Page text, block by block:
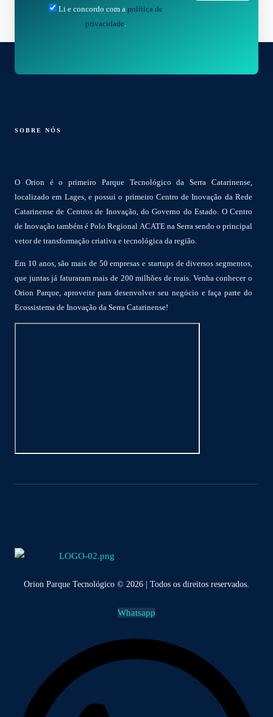
Li e concordo com a política de
privacidade
SOBRE NÓS
O Orion é o primeiro Parque Tecnológico da Serra Catarinense,
localizado em Lages, e possui o primeiro Centro de Inovação da Rede
Catarinense de Centros de Inovação, do Governo do Estado. O Centro
de Inovação também é Polo Regional ACATE na Serra sendo o principal
vetor de transformação criativa e tecnológica da região.
Em 10 anos, são mais de 50 empresas e startups de diversos segmentos,
que juntas já faturaram mais de 200 milhões de reais. Venha conhecer o
Orion Parque, aproveite para desenvolver seu negócio e faça parte do
Ecossistema de Inovação da Serra Catarinense!
Orion Parque Tecnológico © 2026 | Todos os direitos reservados.
Whatsapp